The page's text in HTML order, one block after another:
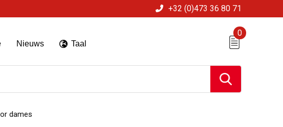
+32 (0)473 36 80 71
Nieuws Taal
0
dames